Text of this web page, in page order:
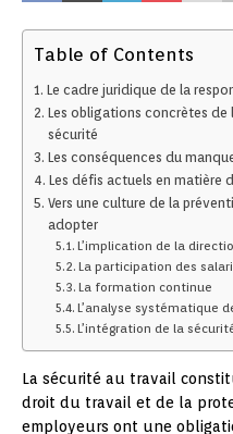
Table of Contents
Le cadre juridique de la
Les obligations concrètes de
sécurité
Les conséquences du
Les défis actuels en matière
Vers une culture de la
adopter
L’implication de la
La participation des
La formation continue
L’analyse systématique
L’intégration de la
La sécurité au travail
droit du travail et de la
employeurs ont une